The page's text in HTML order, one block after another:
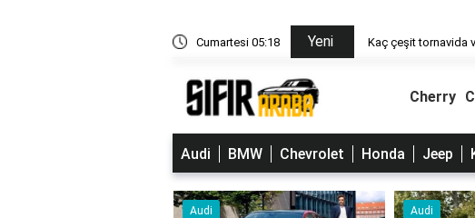
Cumartesi 05:18 Yeni Kaç çeşit tornavida
Cherry
Audi BMW Chevrolet Honda Jeep
Audi Alfa Romeo